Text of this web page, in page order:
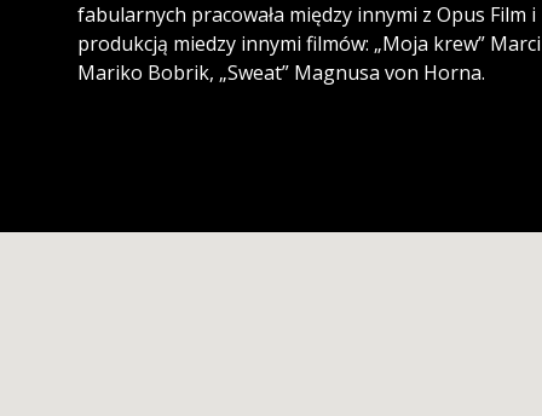
fabularnych pracowała między innymi z Opus Film i
produkcją miedzy innymi filmów: „Moja krew”
Mariko Bobrik, „Sweat” Magnusa von Horna.